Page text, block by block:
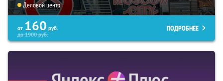
Деловой центр
от 160 руб.
до1900руб.
ПОДРОБНЕЕ